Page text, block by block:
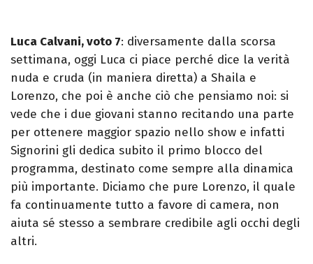
Luca Calvani, voto 7: diversamente dalla scorsa
settimana, oggi Luca ci piace perché dice la verità
nuda e cruda (in maniera diretta) a Shaila e
Lorenzo, che poi è anche ciò che pensiamo noi: si
vede che i due giovani stanno recitando una parte
per ottenere maggior spazio nello show e infatti
Signorini gli dedica subito il primo blocco del
programma, destinato come sempre alla dinamica
più importante. Diciamo che pure Lorenzo, il quale
fa continuamente tutto a favore di camera, non
aiuta sé stesso a sembrare credibile agli occhi degli
altri.